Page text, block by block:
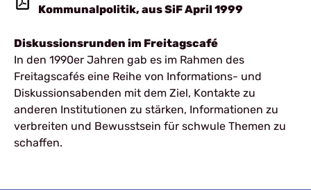
Kommunalpolitik, aus SiF April 1999
Diskussionsrunden im Freitagscafé
In den 1990er Jahren gab es im Rahmen des
Freitagscafés eine Reihe von Informations- und
Diskussionsabenden mit dem Ziel, Kontakte zu
anderen Institutionen zu stärken, Informationen zu
verbreiten und Bewusstsein für schwule Themen zu
schaffen.